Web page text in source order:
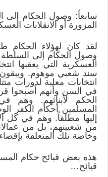
سابعاً: وصول الحكام إلى
المزورة أو الانقلابات
لقد كان لهؤلاء الحكام
وصول الحكام إلى السلطة
العسكرية التي يعقبها
سند شعبي موهوم.
انتخابات معلبة لدورات
في السن وأنهم أصبحوا
الحكم لأبنائهم.
المسلمين أحكام الكفر
إليها مطلقاً. وهم في كل
من شعبيتهم، بل من
وخاصة تلك المتعلقة
هذه بعض قبائح حكام
قبائح…